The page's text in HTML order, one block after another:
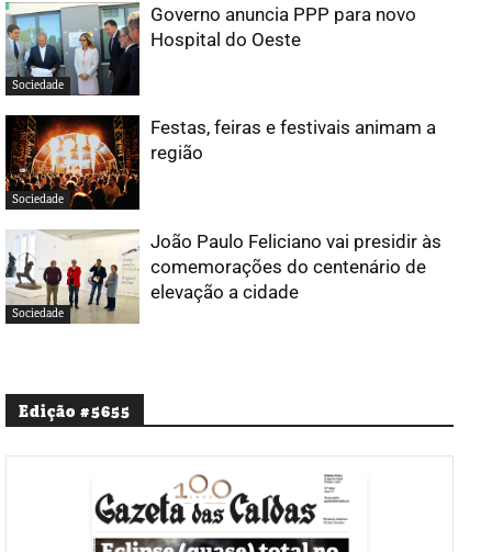
Sociedade
Governo anuncia PPP para novo
Hospital do Oeste
Sociedade
Festas, feiras e festivais animam a
região
Sociedade
João Paulo Feliciano vai presidir às
comemorações do centenário de
elevação a cidade
Edição #5655